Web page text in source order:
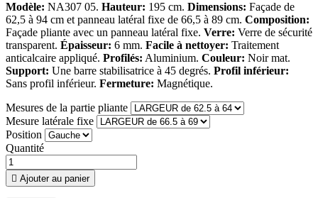
Modèle: NA307 05. Hauteur: 195 cm. Dimensions: Façade de
62,5 à 94 cm et panneau latéral fixe de 66,5 à 89 cm. Composition:
Façade pliante avec un panneau latéral fixe. Verre: Verre de sécurité
transparent. Épaisseur: 6 mm. Facile à nettoyer: Traitement
anticalcaire appliqué. Profilés: Aluminium. Couleur: Noir mat.
Support: Une barre stabilisatrice à 45 degrés. Profil inférieur:
Sans profil inférieur. Fermeture: Magnétique.
Mesures de la partie pliante
Mesure latérale fixe
Position
Quantité
 Ajouter au panier